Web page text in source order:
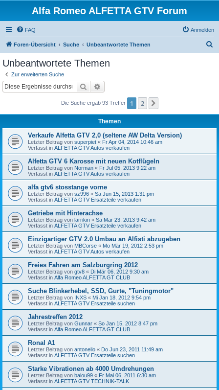
Alfa Romeo ALFETTA GTV Forum
FAQ Anmelden
Foren-Übersicht Suche Unbeantwortete Themen
Unbeantwortete Themen
Zur erweiterten Suche
Suche
Die Suche ergab 93 Treffer 1 2
Themen
Verkaufe Alfetta GTV 2,0 (seltene AW Delta Version)
Letzter Beitrag von superpiet « Fr Apr 04, 2014 10:46 am
Verfasst in ALFETTA GTV Autos verkaufen
Alfetta GTV 6 Karosse mit neuen Kotflügeln
Letzter Beitrag von Norman « Fr Jul 05, 2013 9:22 am
Verfasst in ALFETTA GTV Autos verkaufen
alfa gtv6 stosstange vorne
Letzter Beitrag von sz996 « Sa Jun 15, 2013 1:31 pm
Verfasst in ALFETTA GTV Ersatzteile verkaufen
Getriebe mit Hinterachse
Letzter Beitrag von larrikin « Sa Mär 23, 2013 9:42 am
Verfasst in ALFETTA GTV Ersatzteile verkaufen
Einzigartiger GTV 2.0 Umbau an Alfisti abzugeben
Letzter Beitrag von MBCorse « Mo Mär 19, 2012 2:53 pm
Verfasst in ALFETTA GTV Autos verkaufen
Freies Fahren am Salzburgring 2012
Letzter Beitrag von gtv8 « Di Mär 06, 2012 9:30 am
Verfasst in Alfa Romeo ALFETTA GT CLUB
Suche Blinkerhebel, SSD, Gurte, "Tuningmotor"
Letzter Beitrag von INXS « Mi Jan 18, 2012 9:54 pm
Verfasst in ALFETTA GTV Ersatzteile suchen
Jahrestreffen 2012
Letzter Beitrag von Gunnar « So Jan 15, 2012 8:47 pm
Verfasst in Alfa Romeo ALFETTA GT CLUB
Ronal A1
Letzter Beitrag von antonello « Do Jun 23, 2011 11:49 am
Verfasst in ALFETTA GTV Ersatzteile suchen
Starke Vibrationen ab 4000 Umdrehungen
Letzter Beitrag von balou99 « Fr Mai 06, 2011 6:30 am
Verfasst in ALFETTA GTV TECHNIK-TALK